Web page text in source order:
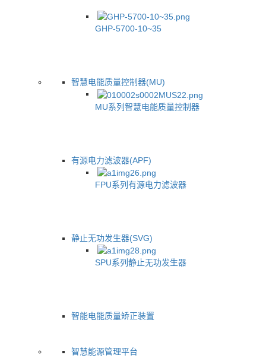
GHP-5700-10~35
智慧电能质量控制器(MU)
MU系列智慧电能质量控制器
有源电力滤波器(APF)
FPU系列有源电力滤波器
静止无功发生器(SVG)
SPU系列静止无功发生器
智能电能质量矫正装置
智慧能源管理平台